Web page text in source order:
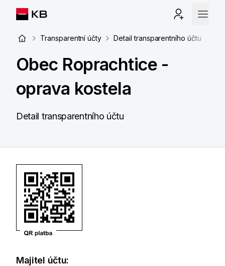
Transparentní účty Detail transparentního účtu
Obec Roprachtice -
oprava kostela
Detail transparentního účtu
Majitel účtu: